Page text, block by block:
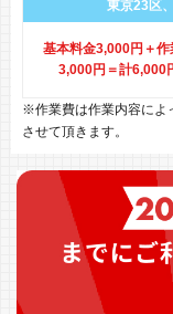
東京23区
基本料金3,000円＋作
3,000円 ＝計6,000
※作業費は作業内容によ
させて頂きます。